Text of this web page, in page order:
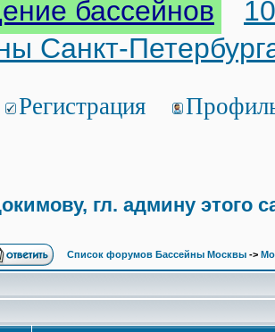
бассейнов
Санкт-
Регистрация
гл. админу этого
Список форумов Бассейны Москвы ->